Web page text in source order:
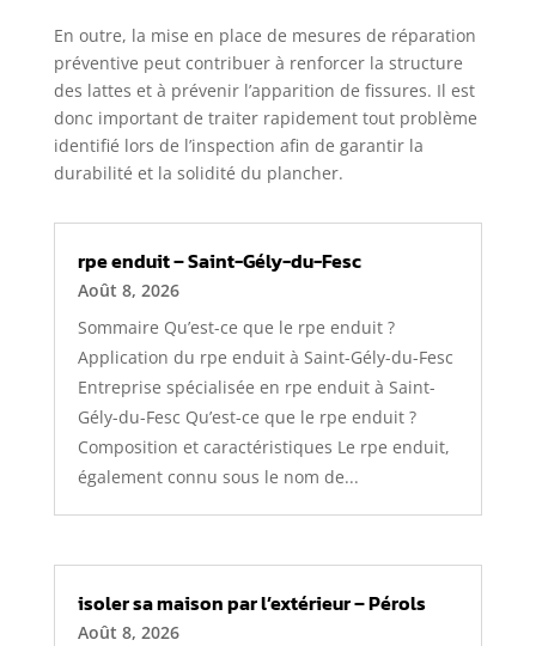
En outre, la mise en place de mesures de réparation
préventive peut contribuer à renforcer la structure
des lattes et à prévenir l’apparition de fissures. Il est
donc important de traiter rapidement tout problème
identifié lors de l’inspection afin de garantir la
durabilité et la solidité du plancher.
rpe enduit – Saint-Gély-du-Fesc
Août 8, 2026
Sommaire Qu’est-ce que le rpe enduit ?
Application du rpe enduit à Saint-Gély-du-Fesc
Entreprise spécialisée en rpe enduit à Saint-
Gély-du-Fesc Qu’est-ce que le rpe enduit ?
Composition et caractéristiques Le rpe enduit,
également connu sous le nom de...
isoler sa maison par l’extérieur – Pérols
Août 8, 2026